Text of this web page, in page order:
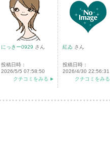
にっきー0929 さん
投稿日時：
2026/5/5 07:58:50
クチコミをみる
紅ゐ さん
投稿日時：
2026/4/30 22:56:31
クチコミをみる